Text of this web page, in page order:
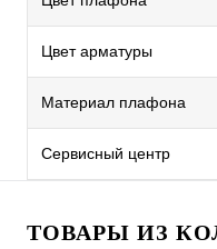
Цвет арматуры
Материал плафона
Сервисный центр
ТОВАРЫ ИЗ